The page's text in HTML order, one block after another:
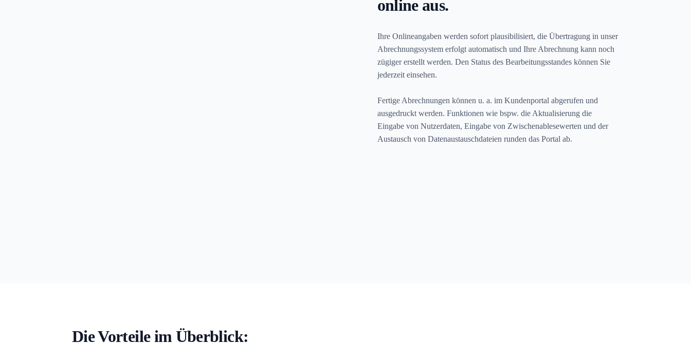
online aus.
Ihre Onlineangaben werden sofort plausibilisiert, die Übertragung in unser
Abrechnungssystem erfolgt automatisch und Ihre Abrechnung kann noch
zügiger erstellt werden. Den Status des Bearbeitungsstandes können Sie
jederzeit einsehen.
Fertige Abrechnungen können u. a. im Kundenportal abgerufen und
ausgedruckt werden. Funktionen wie bspw. die Aktualisierung die
Eingabe von Nutzerdaten, Eingabe von Zwischenablesewerten und der
Austausch von Datenaustauschdateien runden das Portal ab.
Die Vorteile im Überblick: